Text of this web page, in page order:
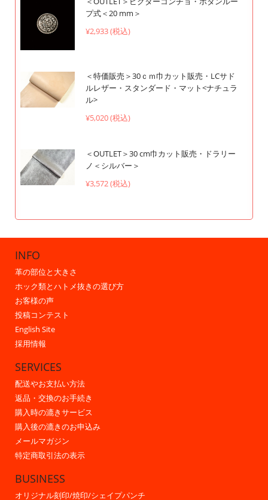
プ式＜20 mm＞
¥2,933 (税込)
＜特価販売＞30ｃｍ巾カット販売・LCサド
ルレザー・スタンダード・マット<ナチュラ
ル>
¥5,020 (税込)
＜OUTLET＞30 cm巾カット販売・ドラリー
ノ＜シルバー＞
¥3,572 (税込)
INFO
革の部位と大きさ
ホック類とハトメ抜きの選び方
お客様の声
投稿コンテスト
English Site
採用情報
SERVICES
配送やお支払い方法
返品・交換のお手続き
購入時の漉きサービス
購入後の漉きのお申込み
メールマガジン
特定商取引法の表示
BUSINESS
オリジナル刻印/焼印/シェイプパンチ